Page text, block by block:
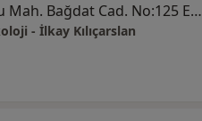
Feneryolu Mah. Bağdat Cad. No:125 Emre Apt. Kat:4 Daire:13, Kadıköy
- İlkay Kılıçarslan